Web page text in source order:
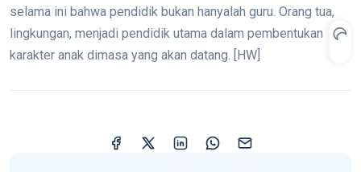
selama ini bahwa pendidik bukan hanyalah guru. Orang tua,
lingkungan, menjadi pendidik utama dalam pembentukan
karakter anak dimasa yang akan datang. [HW]